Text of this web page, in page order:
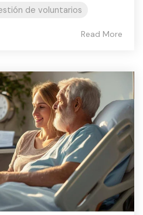
de voluntarios
Read More